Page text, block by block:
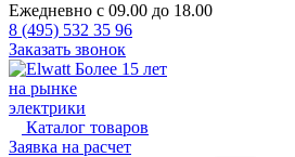
Ежедневно с 09.00 до 18.00
8 (495) 532 35 96
Заказать звонок
Более 15 лет
на рынке
электрики
Каталог товаров
Заявка на расчет